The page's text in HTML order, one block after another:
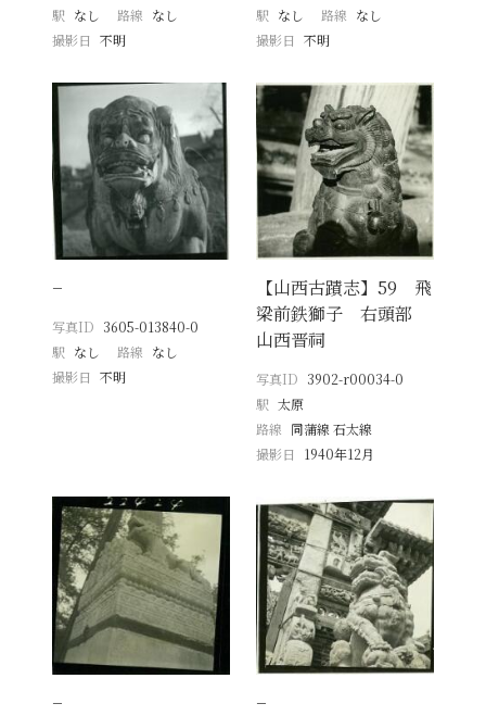
駅 なし 路線 なし
撮影日
不明
駅 なし 路線 なし
撮影日 不明
−
写真ID 3605-013840-0
駅 なし 路線 なし
撮影日
不明
【山西古蹟志】59 飛
梁前鉄獅子 右頭部
山西晋祠
写真ID 3902-r00034-0
駅 太原
路線 同蒲線 石太線
撮影日
1940年12月
− −